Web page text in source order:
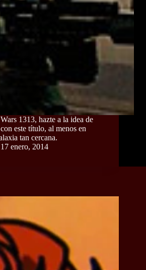
1313, hazte a la idea de
este título, al menos en
tan cercana.
17 enero, 2014